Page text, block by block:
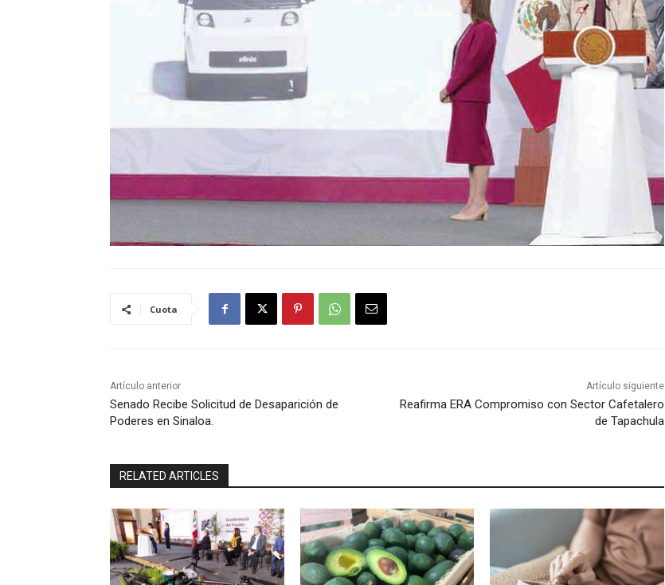
Cuota
Artículo anterior
Senado Recibe Solicitud de Desaparición de
Poderes en Sinaloa.
Artículo siguiente
Reafirma ERA Compromiso con Sector Cafetalero
de Tapachula
RELATED ARTICLES